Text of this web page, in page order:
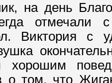
на день
отмечали
Виктория с
хорошим
о том, что